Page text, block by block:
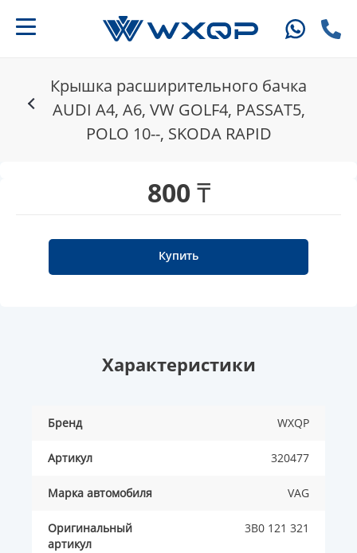
Крышка расширительного бачка
AUDI A4, A6, VW GOLF4, PASSAT5,
POLO 10--, SKODA RAPID
800 ₸
Купить
Характеристики
Бренд WXQP
Артикул 320477
Марка автомобиля VAG
Оригинальный
артикул
3B0 121 321